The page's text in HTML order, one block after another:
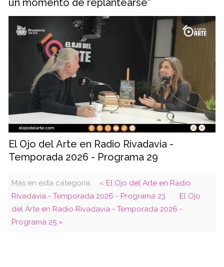
un momento de replantearse”
El Ojo del Arte en Radio Rivadavia -
Temporada 2026 - Programa 29
Más en esta categoría:
« El Ojo del Arte en Radio
Rivadavia - Temporada 2026 - Programa 23
El Ojo
del Arte en Radio Rivadavia - Temporada 2026 -
Programa 25 »